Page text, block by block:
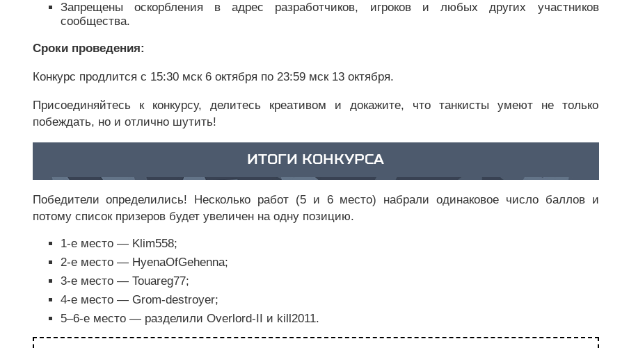
Запрещены оскорбления в адрес разработчиков, игроков и любых других участников
сообщества.
Сроки проведения:
Конкурс продлится с 15:30 мск 6 октября по 23:59 мск 13 октября.
Присоединяйтесь к конкурсу, делитесь креативом и докажите, что танкисты умеют не только
побеждать, но и отлично шутить!
ИТОГИ КОНКУРСА
Победители определились! Несколько работ (5 и 6 место) набрали одинаковое число баллов и
потому список призеров будет увеличен на одну позицию.
1-е место — Klim558;
2-е место — HyenaOfGehenna;
3-е место — Touareg77;
4-е место — Grom-destroyer;
5–6-е место — разделили Overlord-II и kill2011.